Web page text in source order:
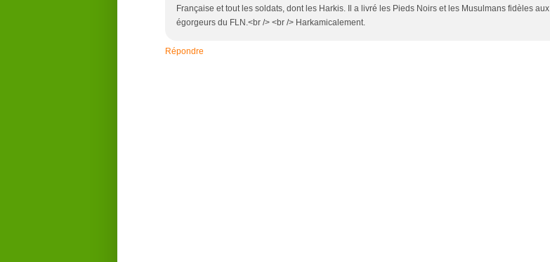
Française et tout les soldats, dont les Harkis. Il a livré les Pieds Noirs et les Musulmans fidèles aux
égorgeurs du FLN.<br /> <br /> Harkamicalement.
Répondre